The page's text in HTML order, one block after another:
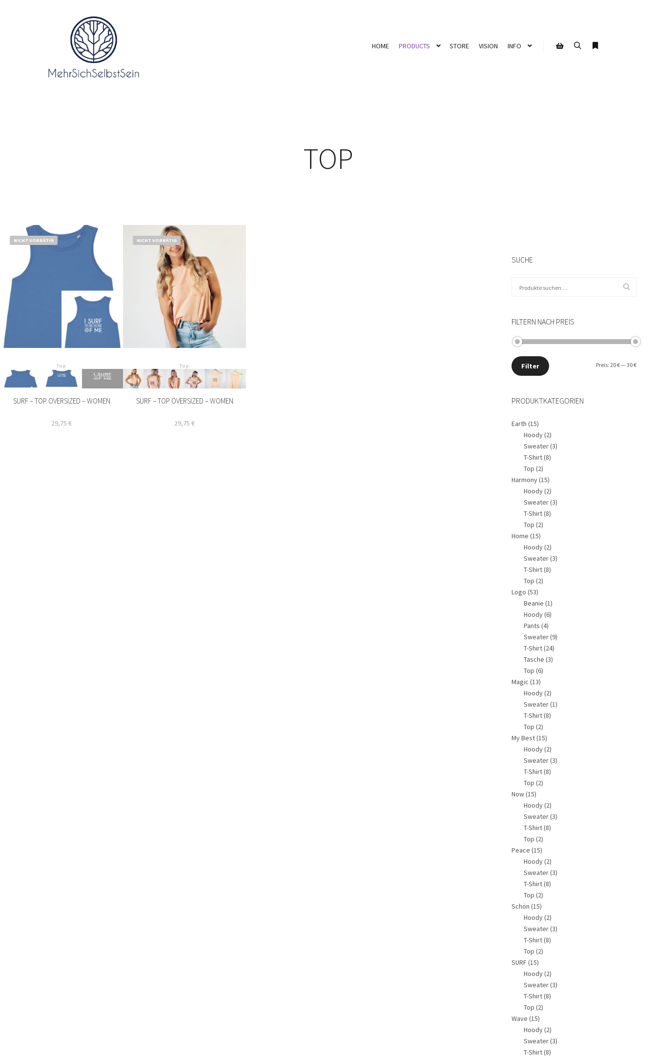
HOME PRODUCTS STORE VISION INFO
TOP
NICHT VORRÄTIG
Top
SURF – TOP OVERSIZED – WOMEN
29,75 €
NICHT VORRÄTIG
Top
SURF – TOP OVERSIZED – WOMEN
29,75 €
SUCHE
FILTERN NACH PREIS
Min.
Max.
Filter Preis: 20 €—30 €
PRODUKTKATEGORIEN
Earth (15)
Hoody(2)
Sweater(3)
T-Shirt(8)
Top (2)
Harmony(15)
Hoody(2)
Sweater(3)
T-Shirt(8)
Top (2)
Home (15)
Hoody(2)
Sweater(3)
T-Shirt(8)
Top (2)
Logo (53)
Beanie (1)
Hoody(6)
Pants (4)
Sweater(9)
T-Shirt(24)
Tasche (3)
Top (6)
Magic (13)
Hoody(2)
Sweater(1)
T-Shirt(8)
Top (2)
My Best(15)
Hoody(2)
Sweater(3)
T-Shirt(8)
Top (2)
Now(15)
Hoody(2)
Sweater(3)
T-Shirt(8)
Top (2)
Peace (15)
Hoody(2)
Sweater(3)
T-Shirt(8)
Top (2)
Schön (15)
Hoody(2)
Sweater(3)
T-Shirt(8)
Top (2)
SURF (15)
Hoody(2)
Sweater(3)
T-Shirt(8)
Top (2)
Wave (15)
Hoody(2)
Sweater(3)
T-Shirt(8)